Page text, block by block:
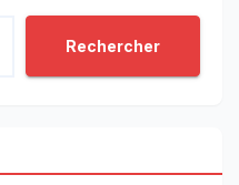
Rechercher